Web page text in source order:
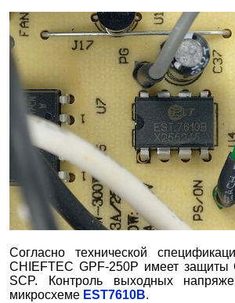
Согласно технической
CHIEFTEC GPF-250P имеет защиты
SCP. Контроль выходных
микросхеме EST7610B.